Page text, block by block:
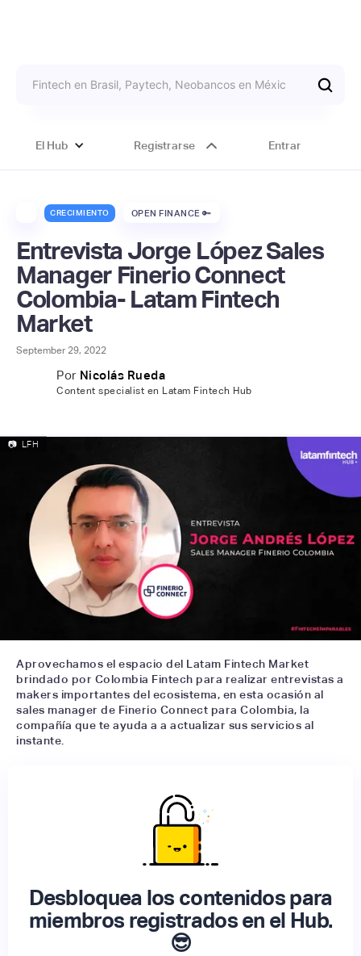
El Hub Registrarse Entrar
CRECIMIENTO OPEN FINANCE 🔑
Entrevista Jorge López Sales
Manager Finerio Connect
Colombia- Latam Fintech
Market
September 29, 2022
Por Nicolás Rueda
Content specialist en Latam Fintech Hub
📷 LFH
Aprovechamos el espacio del Latam Fintech Market
brindado por Colombia Fintech para realizar entrevistas a
makers importantes del ecosistema, en esta ocasión al
sales manager de Finerio Connect para Colombia, la
compañía que te ayuda a a actualizar sus servicios al
instante.
Desbloquea los contenidos para
miembros registrados en el Hub.
😎